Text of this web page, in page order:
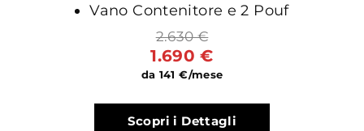
Vano Contenitore e 2 Pouf
2.630 €
1.690 €
da 141 €/mese
Scopri i Dettagli